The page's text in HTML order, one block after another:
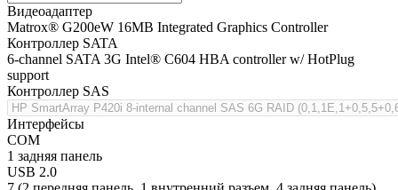
Видеоадаптер
Matrox® G200eW 16MB Integrated Graphics Controller
Контроллер SATA
6-channel SATA 3G Intel® C604 HBA controller w/ HotPlug
support
Контроллер SAS
Интерфейсы
COM
1 задняя панель
USB 2.0